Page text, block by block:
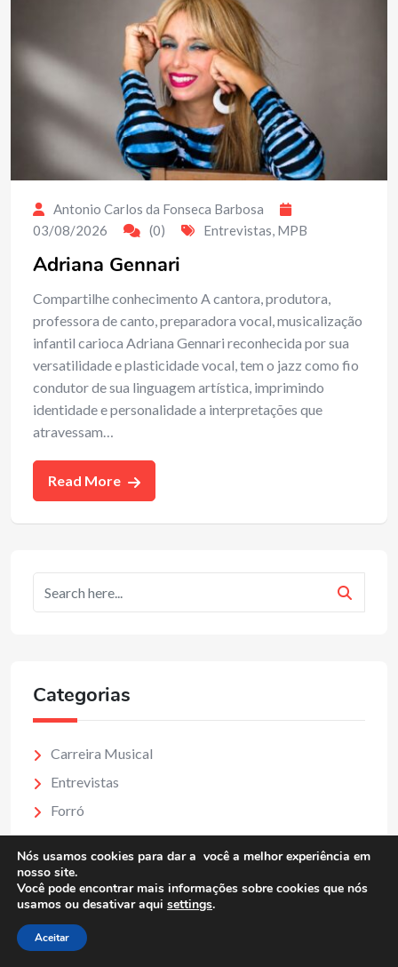
Antonio Carlos da Fonseca Barbosa
03/08/2026
(0) Entrevistas, MPB
Adriana Gennari
Compartilhe conhecimento A cantora, produtora,
professora de canto, preparadora vocal, musicalização
infantil carioca Adriana Gennari reconhecida por sua
versatilidade e plasticidade vocal, tem o jazz como fio
condutor de sua linguagem artística, imprimindo
identidade e personalidade a interpretações que
atravessam…
Read More
Categorias
Carreira Musical
Entrevistas
Forró
Lançamento
Mercado Musical
MPB
Notícias
Projeto Reggaebelde
Nós usamos cookies para dar a você a melhor experiência em
nosso site.
Você pode encontrar mais informações sobre cookies que nós
usamos ou desativar aqui settings.
Aceitar